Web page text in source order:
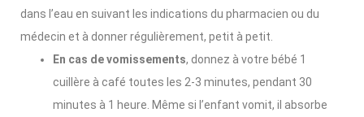
dans l’eau en suivant les indications du pharmacien ou du
médecin et à donner régulièrement, petit à petit.
En cas de vomissements, donnez à votre bébé 1
cuillère à café toutes les 2-3 minutes, pendant 30
minutes à 1 heure. Même si l’enfant vomit, il absorbe